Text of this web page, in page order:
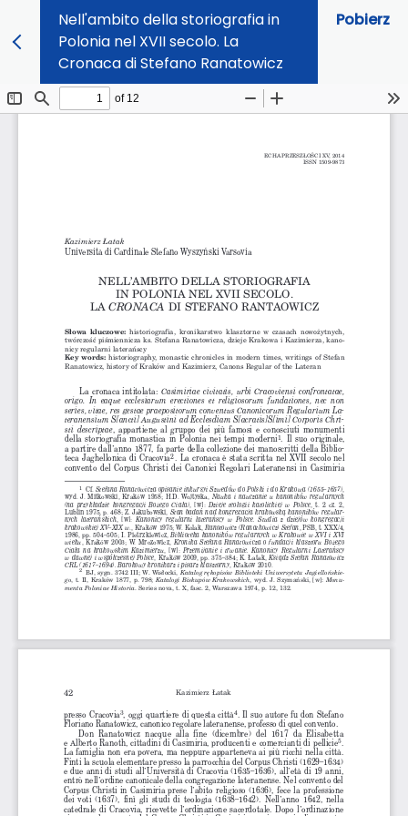
Nell'ambito della storiografia in
Polonia nel XVII secolo. La
Cronaca di Stefano Ranatowicz
Pobierz